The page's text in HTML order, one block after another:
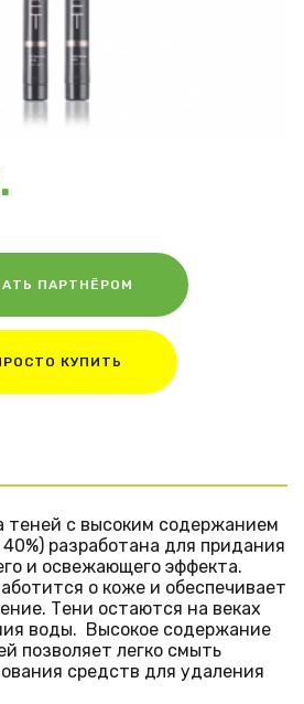
ПАРТНЁРОМ
КУПИТЬ
теней с высоким содержанием
разработана для придания
и освежающего эффекта.
о коже и обеспечивает
Тени остаются на веках
воды. Высокое содержание
позволяет легко смыть
средств для удаления